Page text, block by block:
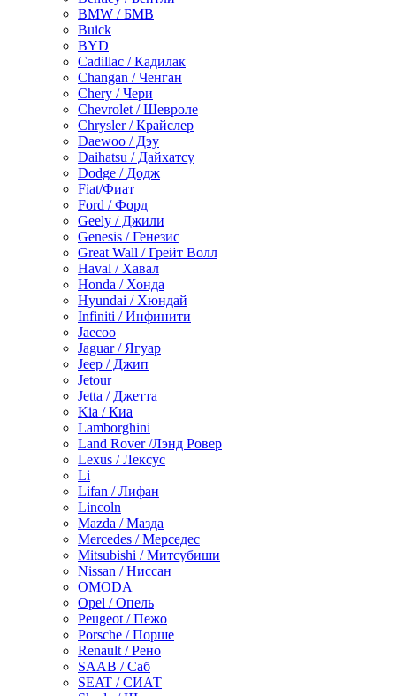
BMW / БМВ
Buick
BYD
Cadillac / Кадилак
Changan / Ченган
Chery / Чери
Chevrolet / Шевроле
Chrysler / Крайслер
Daewoo / Дэу
Daihatsu / Дайхатсу
Dodge / Додж
Fiat/Фиат
Ford / Форд
Geely / Джили
Genesis / Генезис
Great Wall / Грейт Волл
Haval / Хавал
Honda / Хонда
Hyundai / Хюндай
Infiniti / Инфинити
Jaecoo
Jaguar / Ягуар
Jeep / Джип
Jetour
Jetta / Джетта
Kia / Киа
Lamborghini
Land Rover /Лэнд Ровер
Lexus / Лексус
Li
Lifan / Лифан
Lincoln
Mazda / Мазда
Mercedes / Мерседес
Mitsubishi / Митсубиши
Nissan / Ниссан
OMODA
Opel / Опель
Peugeot / Пежо
Porsche / Порше
Renault / Рено
SAAB / Саб
SEAT / СИАТ